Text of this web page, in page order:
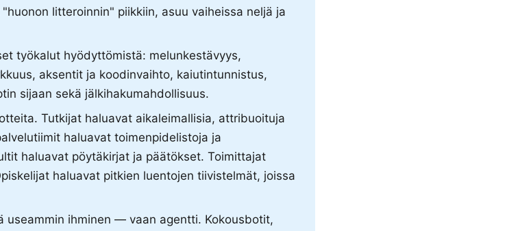
litteroinnin" piikkiin, asuu vaiheissa neljä ja
työkalut hyödyttömistä: melunkestävyys,
aksentit ja koodinvaihto, kaiutintunnistus,
sijaan sekä jälkihakumahdollisuus.
Tutkijat haluavat aikaleimallisia, attribuoituja
haluavat toimenpidelistoja ja
haluavat pöytäkirjat ja päätökset. Toimittajat
haluavat pitkien luentojen tiivistelmät, joissa
useammin ihminen — vaan agentti. Kokousbotit,